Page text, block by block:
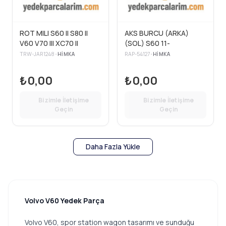
ROT MILI S60 II S80 II
V60 V70 III XC70 II
TRW-JAR1248 • HIMKA
₺0,00
Bizimle İletişime
Geçin
AKS BURCU (ARKA)
(SOL) S60 11-
RAP-54127• HIMKA
₺0,00
Bizimle İletişime
Geçin
Daha Fazla Yükle
Volvo V60 Yedek Parça
Volvo V60, spor station wagon tasarımı ve sunduğu